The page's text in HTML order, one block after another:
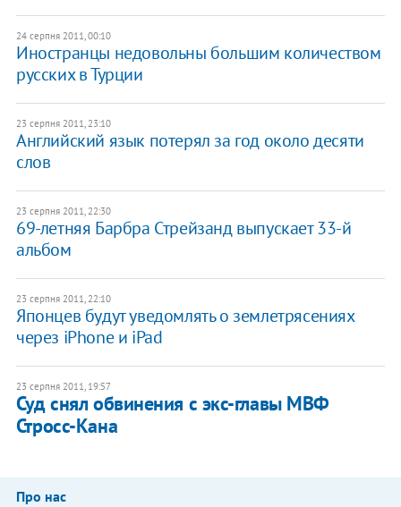
24 серпня 2011, 00:10
Иностранцы недовольны большим количеством
русских в Турции
23 серпня 2011, 23:10
Английский язык потерял за год около десяти
слов
23 серпня 2011, 22:30
69-летняя Барбра Стрейзанд выпускает 33-й
альбом
23 серпня 2011, 22:10
Японцев будут уведомлять о землетрясениях
через iPhone и iPad
23 серпня 2011, 19:57
Суд снял обвинения с экс-главы МВФ
Стросс-Кана
Про нас